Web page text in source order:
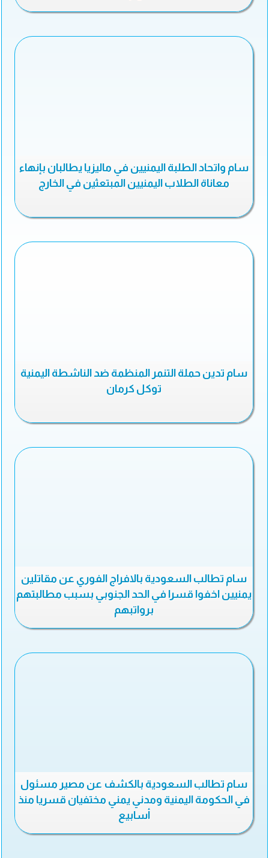
سام واتحاد الطلبة اليمنيين في ماليزيا يطالبان بإنهاء
معاناة الطلاب اليمنيين المبتعثين في الخارج
سام تدين حملة التنمر المنظمة ضد الناشطة اليمنية
توكل كرمان
سام تطالب السعودية بالافراج الفوري عن مقاتلين
يمنيين اخفوا قسرا في الحد الجنوبي بسبب مطالبتهم
برواتبهم
سام تطالب السعودية بالكشف عن مصير مسئول
في الحكومة اليمنية ومدني يمني مختفيان قسريا منذ
أسابيع